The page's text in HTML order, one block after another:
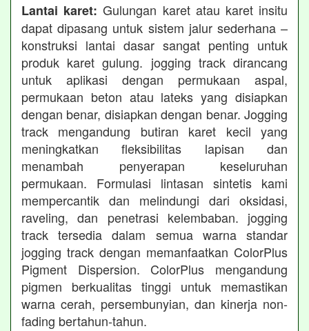
Lantai karet: Gulungan karet atau karet insitu
dapat dipasang untuk sistem jalur sederhana –
konstruksi lantai dasar sangat penting untuk
produk karet gulung. jogging track dirancang
untuk aplikasi dengan permukaan aspal,
permukaan beton atau lateks yang disiapkan
dengan benar, disiapkan dengan benar. Jogging
track mengandung butiran karet kecil yang
meningkatkan fleksibilitas lapisan dan
menambah penyerapan keseluruhan
permukaan. Formulasi lintasan sintetis kami
mempercantik dan melindungi dari oksidasi,
raveling, dan penetrasi kelembaban. jogging
track tersedia dalam semua warna standar
jogging track dengan memanfaatkan ColorPlus
Pigment Dispersion. ColorPlus mengandung
pigmen berkualitas tinggi untuk memastikan
warna cerah, persembunyian, dan kinerja non-
fading bertahun-tahun.